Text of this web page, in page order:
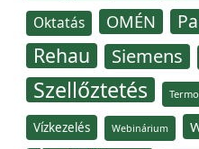
Oktatás OMÉN
Rehau Siemens
Szellőztetés
Vízkezelés Webinárium